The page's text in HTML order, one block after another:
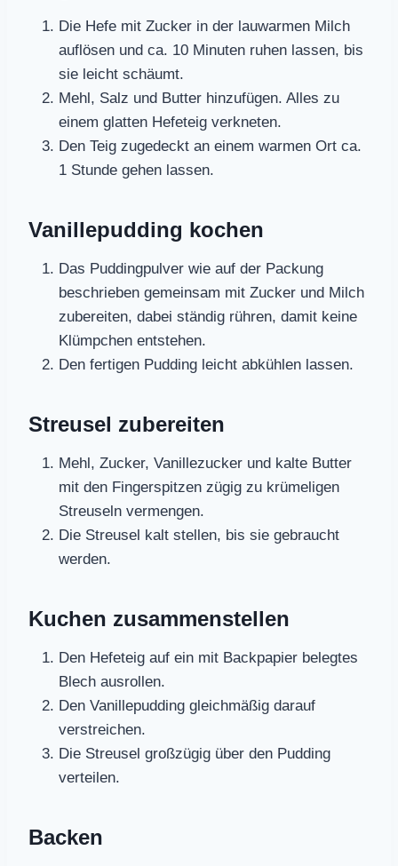
Die Hefe mit Zucker in der lauwarmen Milch
auflösen und ca. 10 Minuten ruhen lassen, bis
sie leicht schäumt.
Mehl, Salz und Butter hinzufügen. Alles zu
einem glatten Hefeteig verkneten.
Den Teig zugedeckt an einem warmen Ort ca.
1 Stunde gehen lassen.
Vanillepudding kochen
Das Puddingpulver wie auf der Packung
beschrieben gemeinsam mit Zucker und Milch
zubereiten, dabei ständig rühren, damit keine
Klümpchen entstehen.
Den fertigen Pudding leicht abkühlen lassen.
Streusel zubereiten
Mehl, Zucker, Vanillezucker und kalte Butter
mit den Fingerspitzen zügig zu krümeligen
Streuseln vermengen.
Die Streusel kalt stellen, bis sie gebraucht
werden.
Kuchen zusammenstellen
Den Hefeteig auf ein mit Backpapier belegtes
Blech ausrollen.
Den Vanillepudding gleichmäßig darauf
verstreichen.
Die Streusel großzügig über den Pudding
verteilen.
Backen